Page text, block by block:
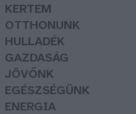
KERTEM
OTTHONUNK
HULLADÉK
GAZDASÁG
JÖVŐNK
EGÉSZSÉGÜNK
ENERGIA